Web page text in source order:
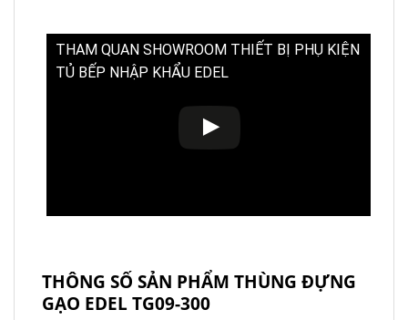
THAM QUAN SHOWROOM THIẾT BỊ PHỤ KIỆN
TỦ BẾP NHẬP KHẨU EDEL
THÔNG SỐ SẢN PHẨM THÙNG ĐỰNG
GẠO EDEL TG09-300